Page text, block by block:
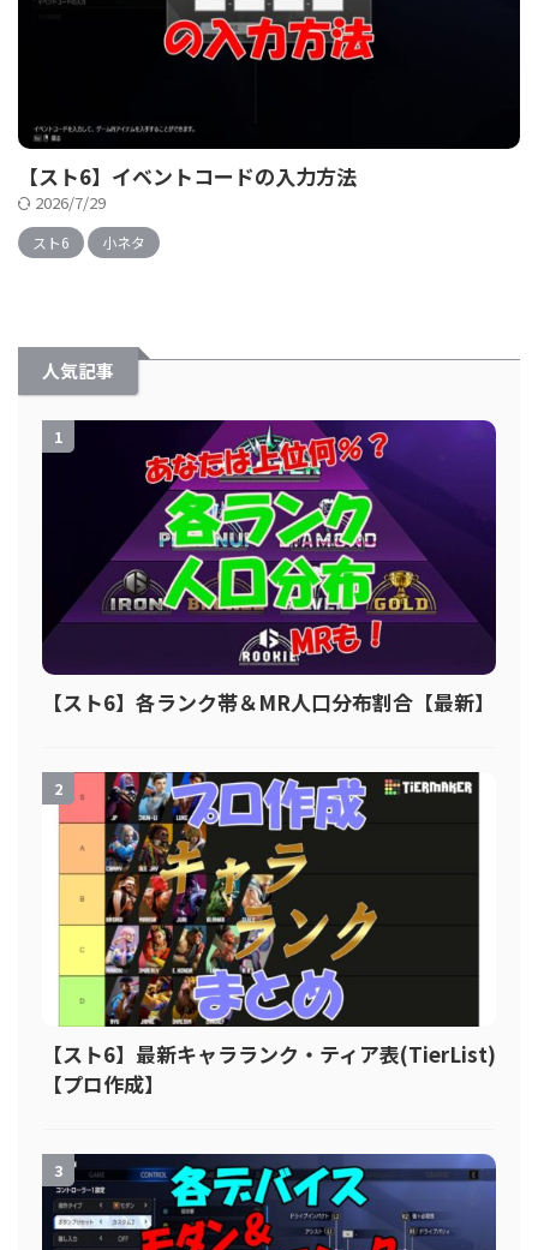
【スト6】イベントコードの入力方法
2026/7/29
スト6 小ネタ
人気記事
1
【スト6】各ランク帯＆MR人口分布割合【最新】
2
【スト6】最新キャラランク・ティア表(TierList)
【プロ作成】
3